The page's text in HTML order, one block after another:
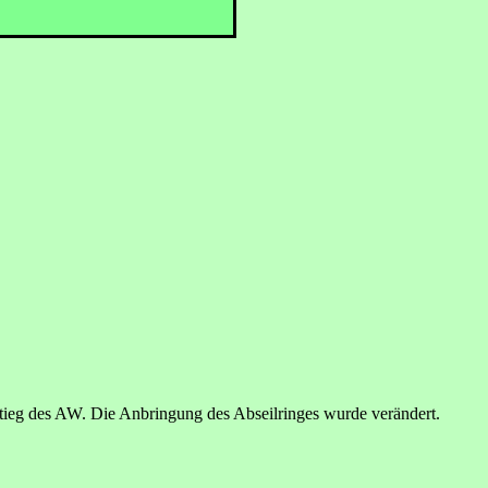
des AW. Die Anbringung des Abseilringes wurde verändert.